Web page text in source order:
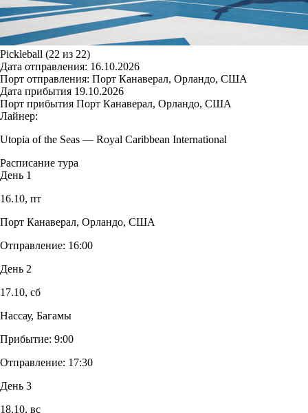
Pickleball (22 из 22)
Дата отправления: 16.10.2026
Порт отправления: Порт Канаверал, Орландо, США
Дата прибытия 19.10.2026
Порт прибытия Порт Канаверал, Орландо, США
Лайнер:
Utopia of the Seas — Royal Caribbean International
Расписание тура
День 1
16.10, пт
Порт Канаверал, Орландо, США
Отправление: 16:00
День 2
17.10, сб
Нассау, Багамы
Прибытие: 9:00
Отправление: 17:30
День 3
18.10, вс